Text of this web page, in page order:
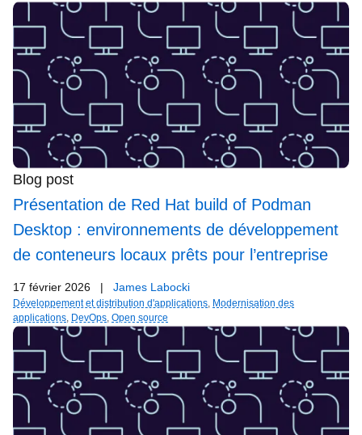
Blog post
Présentation de Red Hat build of Podman
Desktop : environnements de développement
de conteneurs locaux prêts pour l’entreprise
17 février 2026 | James Labocki
Développement et distribution d'applications, Modernisation des
applications, DevOps, Open source